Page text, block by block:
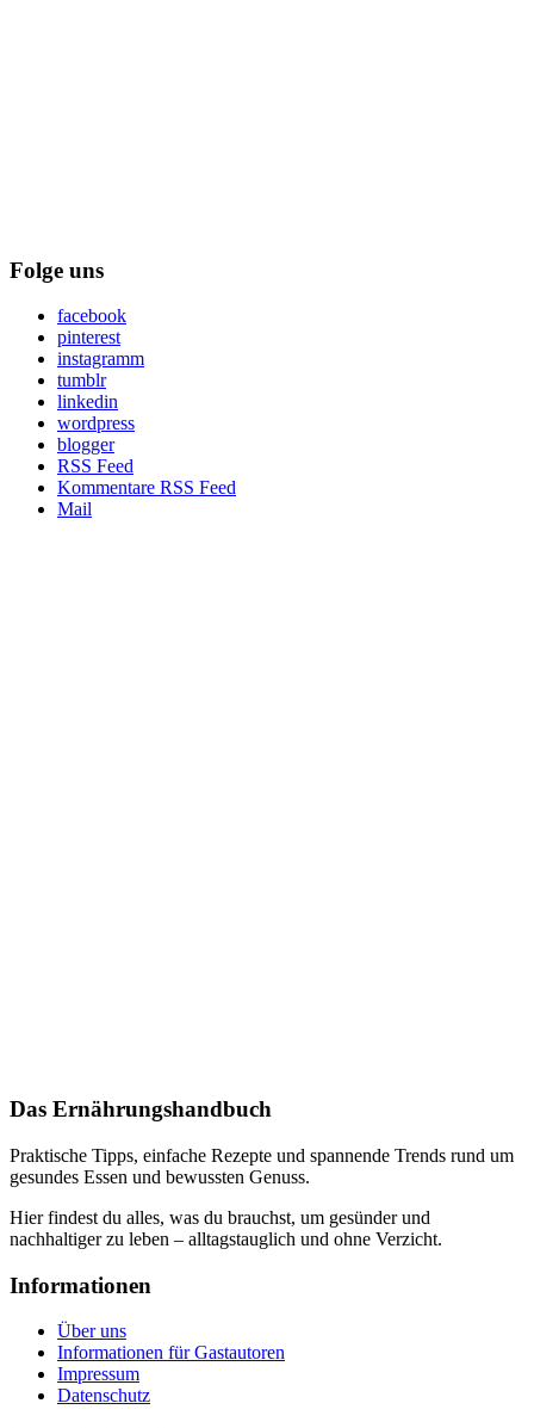
Folge uns
facebook
pinterest
instagramm
tumblr
linkedin
wordpress
blogger
RSS Feed
Kommentare RSS Feed
Mail
Das Ernährungshandbuch
Praktische Tipps, einfache Rezepte und spannende Trends rund um
gesundes Essen und bewussten Genuss.
Hier findest du alles, was du brauchst, um gesünder und
nachhaltiger zu leben – alltagstauglich und ohne Verzicht.
Informationen
Über uns
Informationen für Gastautoren
Impressum
Datenschutz